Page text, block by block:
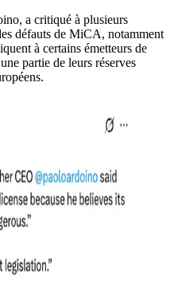
a critiqué à plusieurs
défauts de MiCA, notamment
à certains émetteurs de
partie de leurs réserves